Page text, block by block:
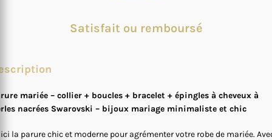
Satisfait ou remboursé
mariée – collier + boucles + bracelet + épingles à cheveux à
nacrées Swarovski – bijoux mariage minimaliste et chic
la parure chic et moderne pour agrémenter votre robe de mariée.